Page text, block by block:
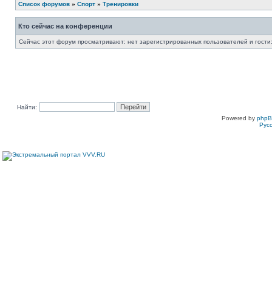
Список форумов » Спорт » Тренировки
Кто сейчас на конференции
Сейчас этот форум просматривают: нет зарегистрированных пользователей и
Найти:
Powered by